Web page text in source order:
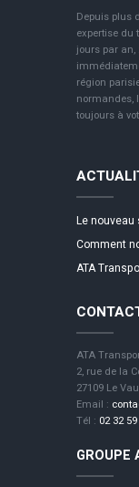
Depuis plus
expertise du
jours par an,
région
normandes,
toujours à
Le nouveau
Comment
ATA
ATA
2, rue de la
27109 Le
Email :
Tél : 02 32
GROUPE